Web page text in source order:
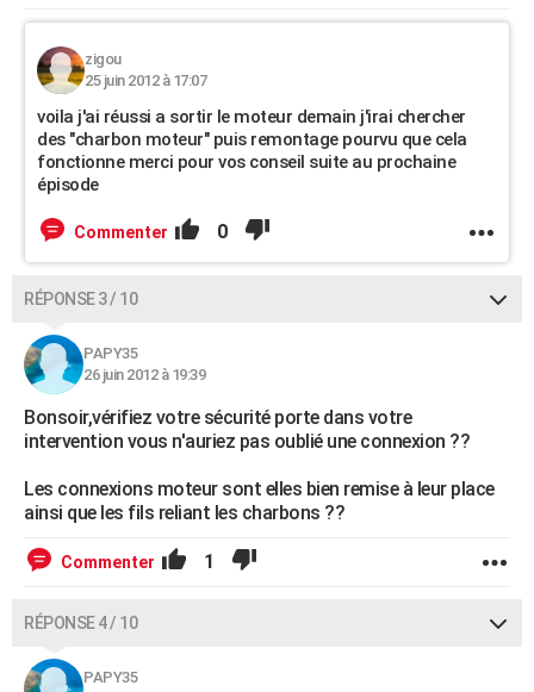
zigou
25 juin 2012 à 17:07
voila j'ai réussi a sortir le moteur demain j'irai chercher
des "charbon moteur" puis remontage pourvu que cela
fonctionne merci pour vos conseil suite au prochaine
épisode
Commenter 0
RÉPONSE 3 / 10
PAPY35
26 juin 2012 à 19:39
Bonsoir,vérifiez votre sécurité porte dans votre
intervention vous n'auriez pas oublié une connexion ??
Les connexions moteur sont elles bien remise à leur place
ainsi que les fils reliant les charbons ??
Commenter 1
RÉPONSE 4 / 10
PAPY35